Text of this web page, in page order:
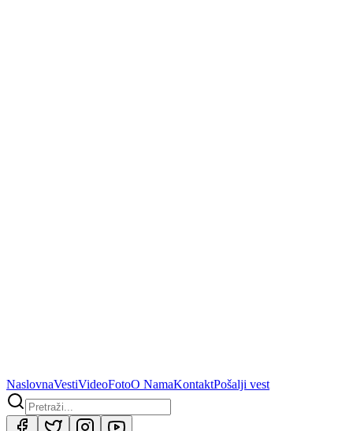
NaslovnaVestiVideoFotoO NamaKontaktPošalji vest